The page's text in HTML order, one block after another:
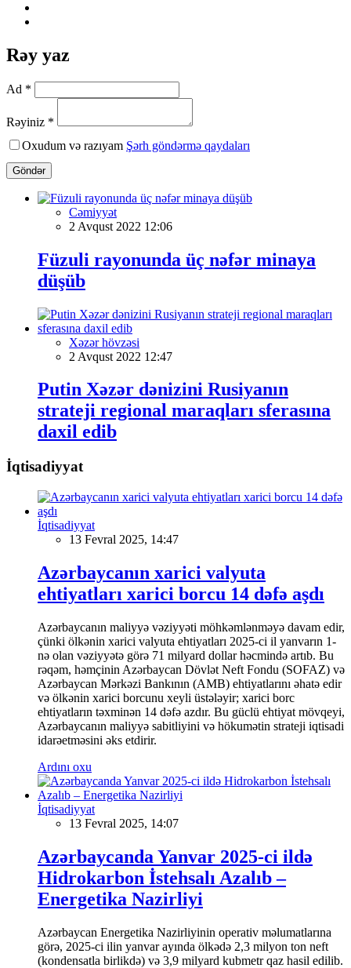
Rəy yaz
Ad *
Rəyiniz *
Oxudum və razıyam Şərh göndərmə qaydaları
Göndər
Cəmiyyət
2 Avqust 2022 12:06
Füzuli rayonunda üç nəfər minaya
düşüb
Xəzər hövzəsi
2 Avqust 2022 12:47
Putin Xəzər dənizini Rusiyanın
strateji regional maraqları sferasına
daxil edib
İqtisadiyyat
İqtisadiyyat
13 Fevral 2025, 14:47
Azərbaycanın xarici valyuta
ehtiyatları xarici borcu 14 dəfə aşdı
Azərbaycanın maliyyə vəziyyəti möhkəmlənməyə davam edir,
çünki ölkənin xarici valyuta ehtiyatları 2025-ci il yanvarın 1-
nə olan vəziyyətə görə 71 milyard dollar həcmində artıb. Bu
rəqəm, həmçinin Azərbaycan Dövlət Neft Fondu (SOFAZ) və
Azərbaycan Mərkəzi Bankının (AMB) ehtiyatlarını əhatə edir
və ölkənin xarici borcunu xeyli üstələyir; xarici borc
ehtiyatların təxminən 14 dəfə azdır. Bu güclü ehtiyat mövqeyi,
Azərbaycanın maliyyə sabitliyini və hökumətin strateji iqtisadi
idarəetməsini əks etdirir.
Ardını oxu
İqtisadiyyat
13 Fevral 2025, 14:07
Azərbaycanda Yanvar 2025-ci ildə
Hidrokarbon İstehsalı Azalıb –
Energetika Nazirliyi
Azərbaycan Energetika Nazirliyinin operativ məlumatlarına
görə, 2025-ci ilin yanvar ayında ölkədə 2,3 milyon ton neft
(kondensatla birlikdə) və 3,9 milyard kubmetr qaz hasil edilib.